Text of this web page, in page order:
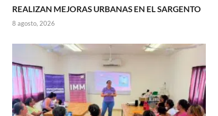
REALIZAN MEJORAS URBANAS EN EL SARGENTO
8 agosto, 2026